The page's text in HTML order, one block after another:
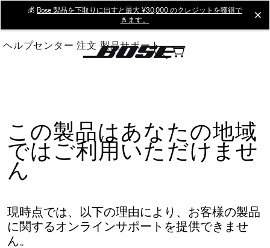
Main
💰 Bose 製品を下取りに出すと最大 ¥30,000 のクレジットを獲得で
きます。
ヘルプセンター 注文 製品サポート
この製品はあなたの地域
ではご利用いただけませ
ん
現時点では、以下の理由により、お客様の製品
に関するオンラインサポートを提供できませ
ん。